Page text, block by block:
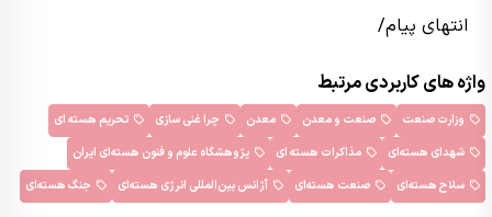
انتهای پیام/
واژه های کاربردی مرتبط
وزارت صنعت صنعت و معدن معدن چرا غنی سازی
تحریم هسته ای
شهدای هسته‌ای
مذاکرات هسته ای
پژوهشگاه علوم و فنون هسته‌ای ایران
سلاح هسته‌ای
صنعت هسته‌ای آژانس بین‌المللی انرژی هسته‌ای جنگ هسته‌ای